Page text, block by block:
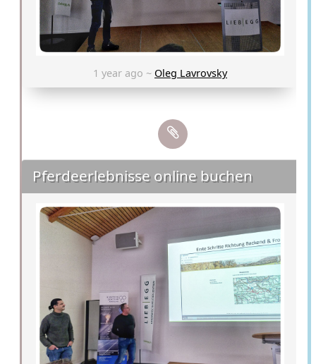
1 year ago ~ Oleg Lavrovsky
Pferdeerlebnisse online buchen